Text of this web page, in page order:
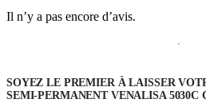
Il n’y a pas encore d’avis.
SOYEZ LE PREMIER À LAISSER
SEMI-PERMANENT VENALISA 5030C